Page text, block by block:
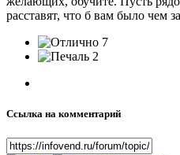
расставят, что б вам было чем
7
2
Ссылка на комментарий